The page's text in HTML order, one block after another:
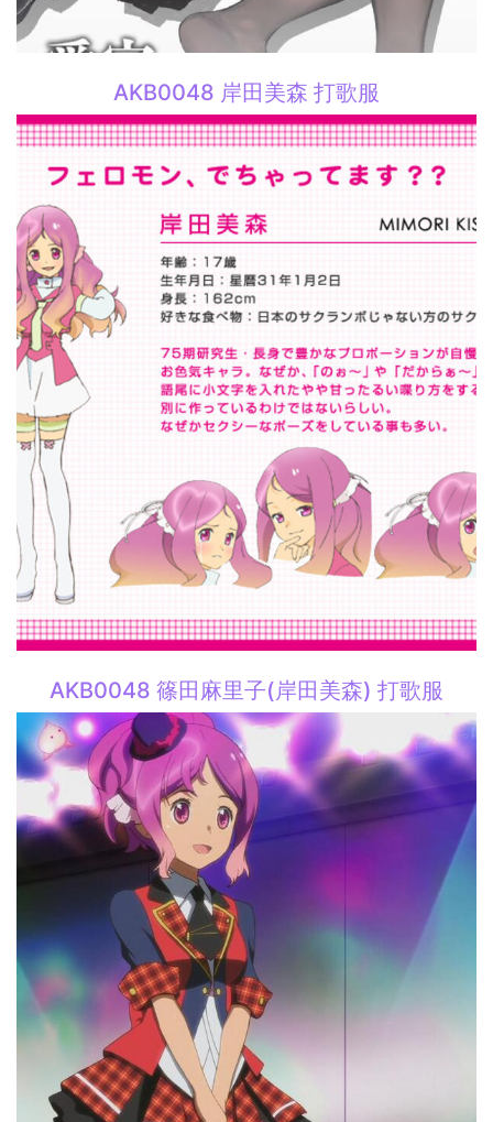
AKB0048 岸田美森 打歌服
AKB0048 篠田麻里子(岸田美森) 打歌服